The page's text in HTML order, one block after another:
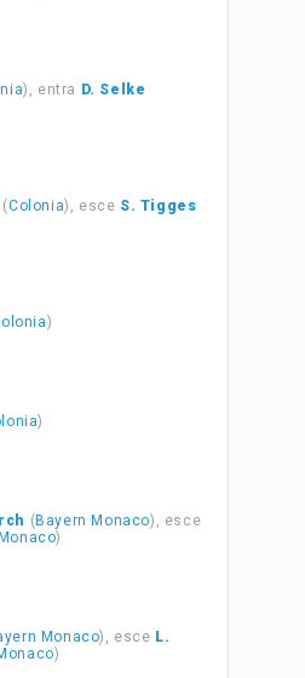
), entra
D. Selke
(Colonia), esce S. Tigges
)
)
( Bayern Monaco), esce
)
Monaco), esce L.
)